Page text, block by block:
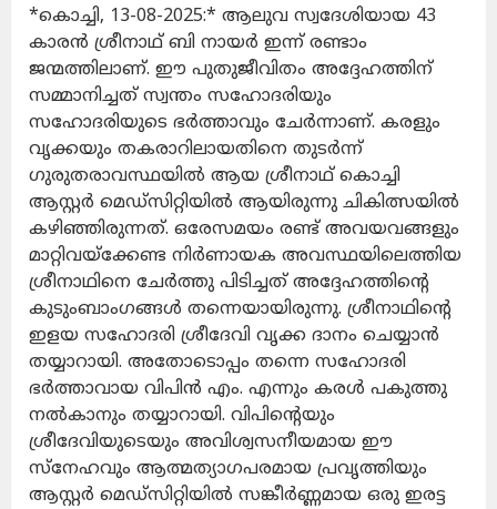
*കൊച്ചി, 13-08-2025:* ആലുവ സ്വദേശിയായ 43
കാരൻ ശ്രീനാഥ് ബി നായർ ഇന്ന് രണ്ടാം
ജന്മത്തിലാണ്. ഈ പുതുജീവിതം അദ്ദേഹത്തിന്
സമ്മാനിച്ചത് സ്വന്തം സഹോദരിയും
സഹോദരിയുടെ ഭർത്താവും ചേർന്നാണ്. കരളും
വൃക്കയും തകരാറിലായതിനെ തുടർന്ന്
ഗുരുതരാവസ്ഥയിൽ ആയ ശ്രീനാഥ് കൊച്ചി
ആസ്റ്റർ മെഡ്‌സിറ്റിയിൽ ആയിരുന്നു ചികിത്സയിൽ
കഴിഞ്ഞിരുന്നത്. ഒരേസമയം രണ്ട് അവയവങ്ങളും
മാറ്റിവയ്ക്കേണ്ട നിർണായക അവസ്ഥയിലെത്തിയ
ശ്രീനാഥിനെ ചേർത്തു പിടിച്ചത് അദ്ദേഹത്തിൻ്റെ
കുടുംബാംഗങ്ങൾ തന്നെയായിരുന്നു. ശ്രീനാഥിന്റെ
ഇളയ സഹോദരി ശ്രീദേവി വൃക്ക ദാനം ചെയ്യാൻ
തയ്യാറായി. അതോടൊപ്പം തന്നെ സഹോദരി
ഭർത്താവായ വിപിൻ എം. എന്നും കരൾ പകുത്തു
നൽകാനും തയ്യാറായി. വിപിന്റെയും
ശ്രീദേവിയുടെയും അവിശ്വസനീയമായ ഈ
സ്നേഹവും ആത്മത്യാഗപരമായ പ്രവൃത്തിയും
ആസ്റ്റർ മെഡ്‌സിറ്റിയിൽ സങ്കീർണ്ണമായ ഒരു ഇരട്ട